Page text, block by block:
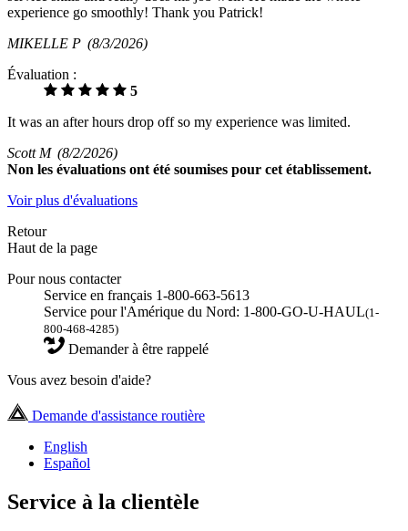
experience go smoothly! Thank you Patrick!
MIKELLE P (8/3/2026)
Évaluation :
5
It was an after hours drop off so my experience was limited.
Scott M (8/2/2026)
Non les évaluations ont été soumises pour cet établissement.
Voir plus d'évaluations
Retour
Haut de la page
Pour nous contacter
Service en français 1-800-663-5613
Service pour l'Amérique du Nord: 1-800-GO-U-HAUL(1-
800-468-4285)
Demander à être rappelé
Vous avez besoin d'aide?
Demande d'assistance routière
English
Español
Service à la clientèle